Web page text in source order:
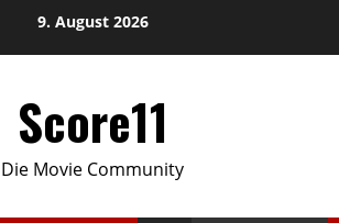
9. August 2026
Score11
Die Movie Community